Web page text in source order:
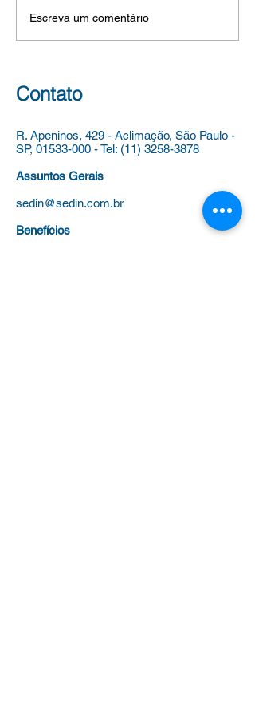
Educação Infantil – CEI Luis
Fernando Verissimo,
Regional de Educação
Capela do Socor
Escreva um comentário
Contato
R. Apeninos, 429 - Aclimação, São Paulo -
SP, 01533-000 -Tel: (11) 3258-3878
Assuntos Gerais
sedin@sedin.com.br
Benefícios